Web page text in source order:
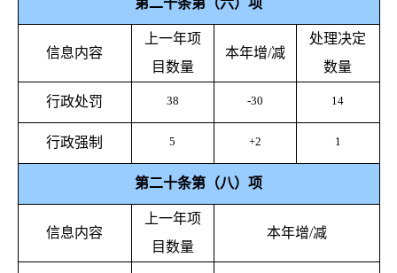
第二十条第（六）项
信息内容
上一年项
目数量
本年增/减
处理决定
数量
行政处罚 38 -30 14
行政强制 5 +2 1
第二十条第（八）项
信息内容
上一年项
目数量
本年增/减